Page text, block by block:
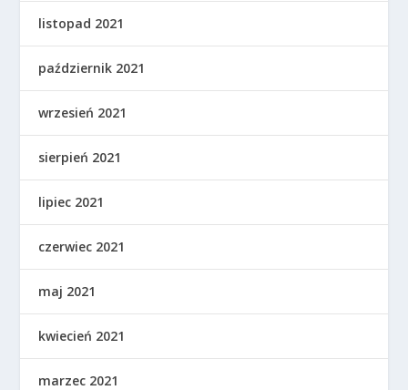
listopad 2021
październik 2021
wrzesień 2021
sierpień 2021
lipiec 2021
czerwiec 2021
maj 2021
kwiecień 2021
marzec 2021